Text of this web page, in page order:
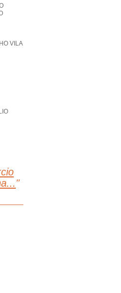
VILA
"